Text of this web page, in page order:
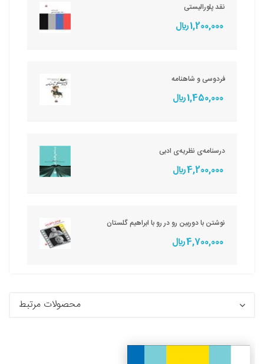
نقد پلورالیستی
1,200,000 ريال
فردوسی و شاهنامه
1,450,000 ريال
درسنامه‌ی نظریه‌ی ادبی
4,200,000 ريال
نوشتن با دوربین رو در رو با ابراهیم گلستان
4,700,000 ريال
محصولات مرتبط